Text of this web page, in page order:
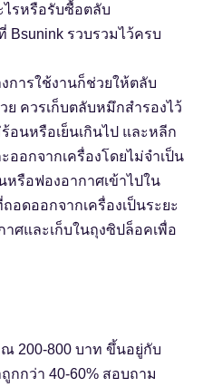
รหรือรับซื้อตลับ
Bsunink รวบรวมไว้ครบ
การใช้งานก็ช่วยให้ตลับ
ควรเก็บตลับหมึกสำรองไว้
นหรือเย็นเกินไป และหลีก
ออกจากเครื่องโดยไม่จำเป็น
รือฟองอากาศเข้าไปใน
อดออกจากเครื่องเป็นระยะ
าศและเก็บในถุงซิปล็อคเพื่อ
200-800 บาท ขึ้นอยู่กับ
กกว่า 40-60% สอบถาม